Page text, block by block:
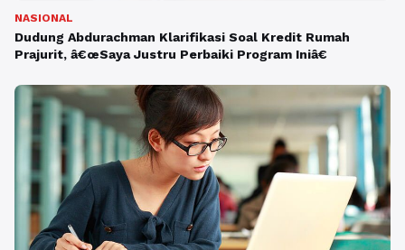
NASIONAL
Dudung Abdurachman Klarifikasi Soal Kredit Rumah
Prajurit, â€œSaya Justru Perbaiki Program Iniâ€